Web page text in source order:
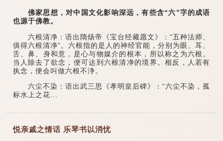
佛家思想，对中国文化影响深远，有些含“六”字的成语
也源于佛教。
六根清净：语出隋炀帝《宝台经藏愿文》：“五种法师、
俱得六根清净”。六根指的是人的神经官能，分别为眼、耳、
舌、鼻、身和意，是心与物媒介的根本，所以称之为六根。
当人除去了欲念，便可达到六根清净的境界。相反，人若有
执念，便会叫做六根不浄。
六尘不染：语出武三思《孝明皇后碑》：“六尘不染，孤
标水上之花...
悦亲戚之情话 乐琴书以消忧